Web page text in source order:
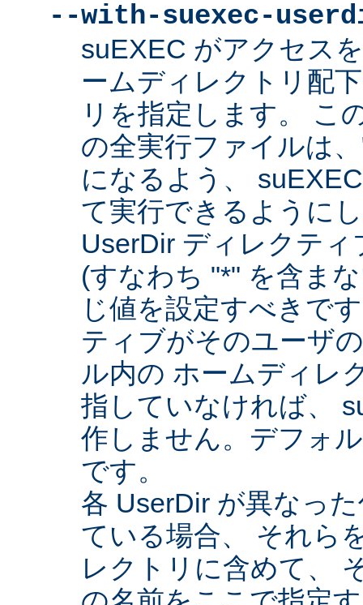
--with-suexec-
suEXEC がアクセス
ームディレクトリ配
リを指定します。 こ
の全実行ファイルは
になるよう、
て実行できるように
UserDir ディレクテ
(すなわち "*" を含ま
じ値を設定すべきで
ティブがそのユーザ
ル内の ホームディレ
指していなければ、
作しません。デフォ
です。
各 UserDir が異なっ
ている場合、 それら
レクトリに含めて、